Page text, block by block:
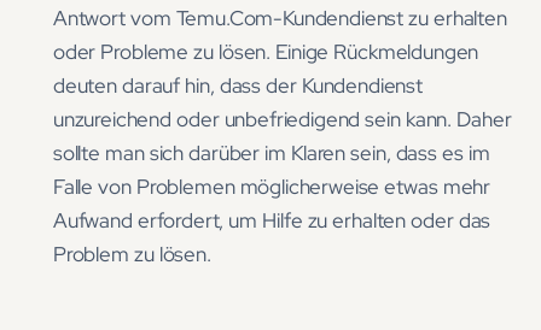
Antwort vom Temu.Com-Kundendienst zu erhalten
oder Probleme zu lösen. Einige Rückmeldungen
deuten darauf hin, dass der Kundendienst
unzureichend oder unbefriedigend sein kann. Daher
sollte man sich darüber im Klaren sein, dass es im
Falle von Problemen möglicherweise etwas mehr
Aufwand erfordert, um Hilfe zu erhalten oder das
Problem zu lösen.